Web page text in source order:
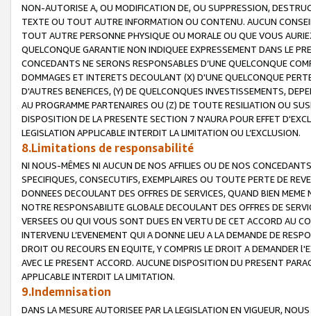
NON-AUTORISE A, OU MODIFICATION DE, OU SUPPRESSION,
TEXTE OU TOUT AUTRE INFORMATION OU CONTENU. AUCUN
TOUT AUTRE PERSONNE PHYSIQUE OU MORALE OU QUE VOUS
QUELCONQUE GARANTIE NON INDIQUEE EXPRESSEMENT DANS LE
CONCEDANTS NE SERONS RESPONSABLES D’UNE QUELCONQUE
DOMMAGES ET INTERETS DECOULANT (X) D'UNE QUELCONQUE
D'AUTRES BENEFICES, (Y) DE QUELCONQUES INVESTISSEMENTS,
AU PROGRAMME PARTENAIRES OU (Z) DE TOUTE RESILIATION OU
DISPOSITION DE LA PRESENTE SECTION 7 N'AURA POUR EFFET
LEGISLATION APPLICABLE INTERDIT LA LIMITATION OU L’EXCLUSION.
8.Limitations de responsabilité
NI NOUS-MÊMES NI AUCUN DE NOS AFFILIES OU DE NOS
SPECIFIQUES, CONSECUTIFS, EXEMPLAIRES OU TOUTE PERTE DE
DONNEES DECOULANT DES OFFRES DE SERVICES, QUAND BIEN
NOTRE RESPONSABILITE GLOBALE DECOULANT DES OFFRES DE
VERSEES OU QUI VOUS SONT DUES EN VERTU DE CET ACCORD AU
INTERVENU L’EVENEMENT QUI A DONNE LIEU A LA DEMANDE DE
DROIT OU RECOURS EN EQUITE, Y COMPRIS LE DROIT A DEMANDER
AVEC LE PRESENT ACCORD. AUCUNE DISPOSITION DU PRESENT
APPLICABLE INTERDIT LA LIMITATION.
9.Indemnisation
DANS LA MESURE AUTORISEE PAR LA LEGISLATION EN VIGUEUR,